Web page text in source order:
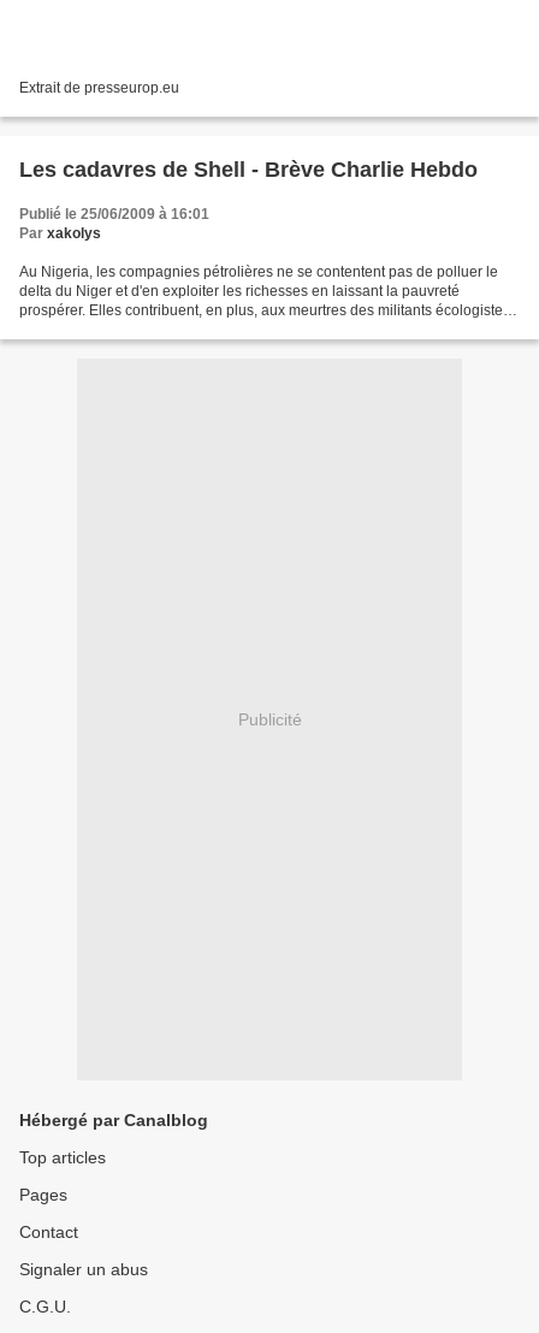
Extrait de presseurop.eu
Les cadavres de Shell - Brève Charlie Hebdo
Publié le 25/06/2009 à 16:01
Par xakolys
Au Nigeria, les compagnies pétrolières ne se contentent pas de polluer le
delta du Niger et d'en exploiter les richesses en laissant la pauvreté
prospérer. Elles contribuent, en plus, aux meurtres des militants écologistes.
Publicité
Hébergé par Canalblog
Top articles
Pages
Contact
Signaler un abus
C.G.U.